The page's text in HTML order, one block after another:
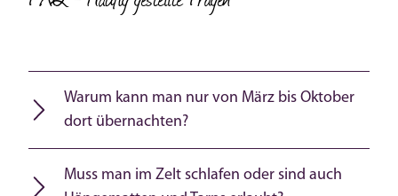
Warum kann man nur von März bis Oktober
dort übernachten?
Muss man im Zelt schlafen oder sind auch